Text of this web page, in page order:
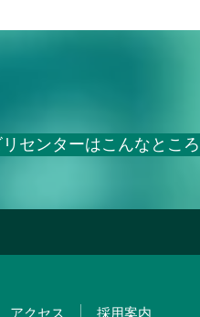
リセンターはこんなところ
アクセス 採用案内